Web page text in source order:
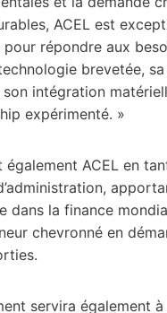
ACEL est
pour répondre aux
brevetée,
intégration
expérimenté. »
également ACEL en
dans la finance
chevronné en
servira également à